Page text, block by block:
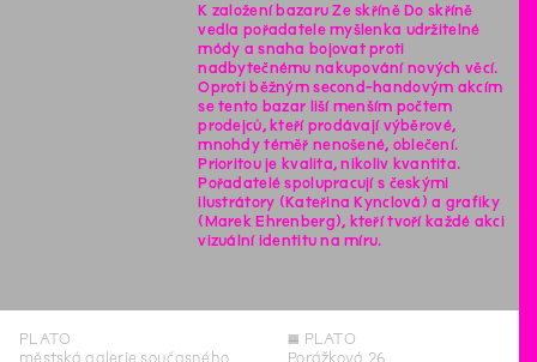
K založení bazaru Ze skříně Do skříně
vedla pořadatele myšlenka udržitelné
módy a snaha bojovat proti
nadbytečnému nakupování nových věcí.
Oproti běžným second-handovým akcím
se tento bazar liší menším počtem
prodejců, kteří prodávají výběrové,
mnohdy téměř nenošené, oblečení.
Prioritou je kvalita, nikoliv kvantita.
Pořadatelé spolupracují s českými
ilustrátory (Kateřina Kynclová) a grafiky
(Marek Ehrenberg), kteří tvoří každé akci
vizuální identitu na míru.
PLATO
městská galerie současného
◊ PLATO
Porážková 26